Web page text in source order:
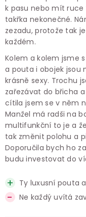
k pasu nebo mít ruce
takřka nekonečné.
zezadu, protože tak
každém.
Kolem a kolem jsme
a pouta i obojek jsou
krásně sexy. Trochu
zařezávat do břicha
cítila jsem se v něm
Manžel má radši na
multifunkční to je a
tak změnit polohu a
Doporučila bych ho
budu investovat do
Ty luxusní pouta
Ne každý uvítá